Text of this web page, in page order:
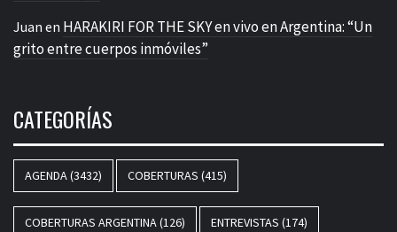
Juan en HARAKIRI FOR THE SKY en vivo en Argentina: “Un
grito entre cuerpos inmóviles”
CATEGORÍAS
AGENDA(3432) COBERTURAS (415)
COBERTURAS ARGENTINA(126) ENTREVISTAS (174)